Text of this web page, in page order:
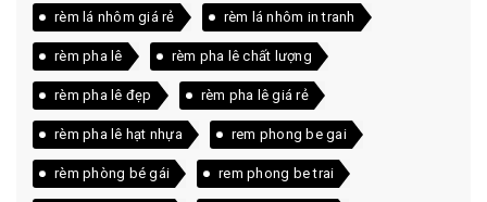
rèm lá nhôm giá rẻ rèm lá nhôm in tranh
rèm pha lê rèm pha lê chất lượng
rèm pha lê đẹp rèm pha lê giá rẻ
rèm pha lê hạt nhựa rem phong be gai
rèm phòng bé gái rem phong be trai